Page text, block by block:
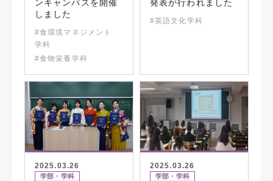
ンキャンパスを開催
しました
#食環境マネジメント
学科
#食物栄養学科
発表が行われました
#英語文化学科
2025.03.26
学部・学科
2025.03.26
学部・学科